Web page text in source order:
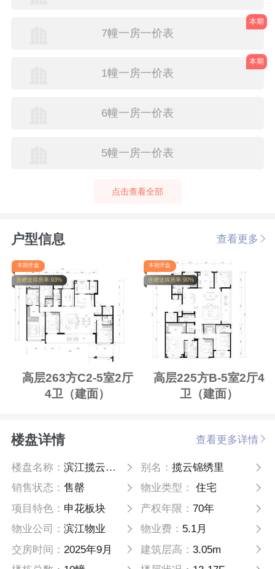
7幢一房一价表
本期
1幢一房一价表
本期
6幢一房一价表
5幢一房一价表
点击查看全部
户型信息 查看更多
本期开盘
含赠送得房率:93%
高层263方C2-5室2厅
4卫（建面）
本期开盘
含赠送得房率:90%
高层225方B-5室2厅4
卫（建面）
楼盘详情 查看更多详情
楼盘名称：滨江揽云锦绣里 别名： 揽云锦绣里
销售状态：售罄 物业类型：
住宅
项目特色： 申花板块 产权年限： 70年
物业公司：滨江物业 物业费： 5.1月
交房时间： 2025年9月 建筑层高： 3.05m